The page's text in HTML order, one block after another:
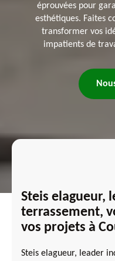
éprouvées pour
esthétiques. Faites
transformer vos
impatients de
Steis elagueur,
terrassement,
vos projets à
Steis elagueur, leader